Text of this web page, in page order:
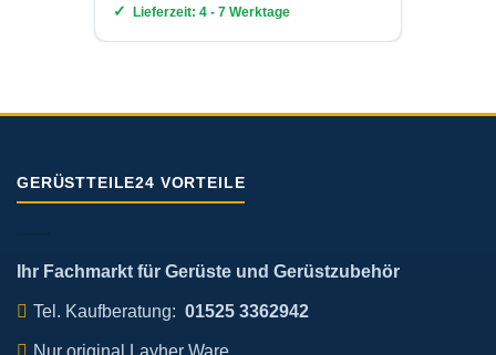
Lieferzeit: 4 - 7 Werktage
GERÜSTTEILE24 VORTEILE
Ihr Fachmarkt für Gerüste und Gerüstzubehör
Tel. Kaufberatung: 01525 3362942